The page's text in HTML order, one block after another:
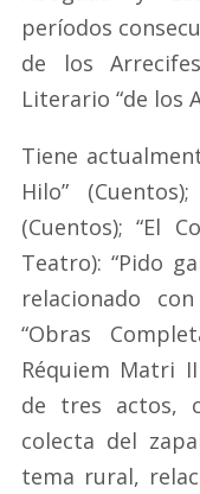
períodos
de los
Literario “de los
Tiene
Hilo”
(Cuentos); “El
Teatro): “Pido
relacionado
“Obras
Réquiem Matri
de tres actos,
colecta del
tema rural,